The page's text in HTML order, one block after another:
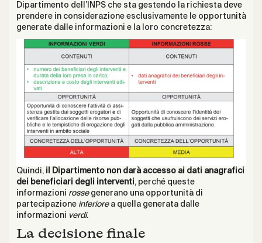
Dipartimento dell’INPS che sta gestendo la richiesta deve
prendere in considerazione esclusivamente le opportunità
generate dalle informazioni e la loro concretezza:
Quindi, il Dipartimento non darà accesso ai dati anagrafici
dei beneficiari degli interventi, perché queste
informazioni rosse generano una opportunità di
partecipazione inferiore a quella generata dalle
informazioni verdi.
La decisione finale